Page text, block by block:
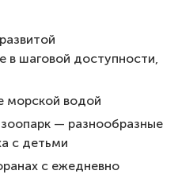
в шаговой доступности,
морской водой
— разнообразные
с детьми
с ежедневно